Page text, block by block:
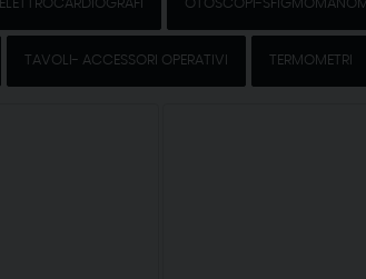
ELETTROCARDIOGRAFI OTOSCOPI-
TAVOLI- ACCESSORI OPERATIVI TERMOMETRI